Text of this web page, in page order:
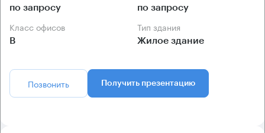
по запросу по запросу
Класс офисов
B
Тип здания
Жилое здание
Позвонить Получить презентацию